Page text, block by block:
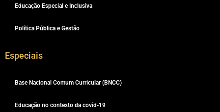
Educação Especial e Inclusiva
Política Pública e Gestão
Especiais
Base Nacional Comum Curricular (BNCC)
Educação no contexto da covid-19